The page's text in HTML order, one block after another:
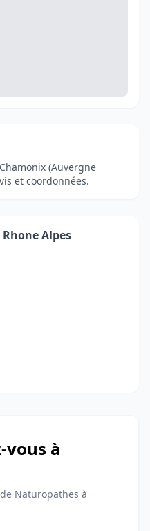
(Auvergne
et coordonnées.
Alpes
vous à
Naturopathes à